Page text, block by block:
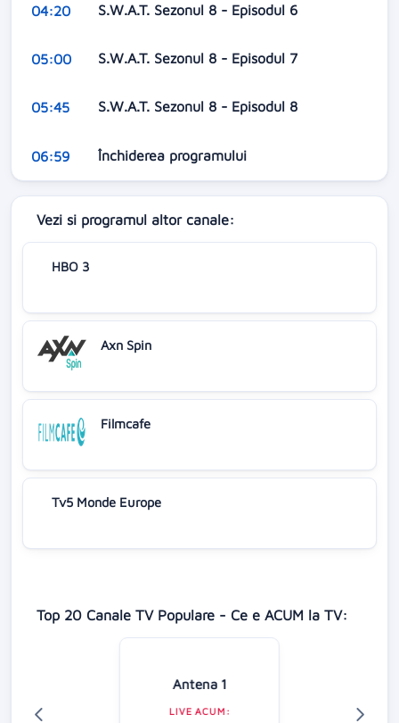
04:20 S.W.A.T. Sezonul 8 - Episodul 6
05:00 S.W.A.T. Sezonul 8 - Episodul 7
05:45 S.W.A.T. Sezonul 8 - Episodul 8
06:59 Închiderea programului
Vezi si programul altor canale:
HBO 3
Axn Spin
Filmcafe
Tv5 Monde Europe
Top 20 Canale TV Populare - Ce e ACUM la TV:
Antena 1
LIVE ACUM: